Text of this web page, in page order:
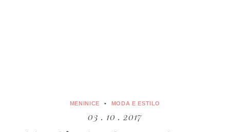
MENINICE MODA E ESTILO
03 . 10 . 2017